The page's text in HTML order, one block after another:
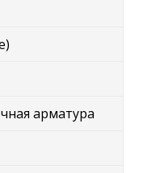
арматура